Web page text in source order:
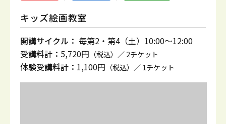
キッズ絵画教室
開講サイクル： 毎第2・第4（土）10:00～12:00
受講料計： 5,720円 （税込）／ 2チケット
体験受講料計： 1,100円 （税込）／ 1チケット